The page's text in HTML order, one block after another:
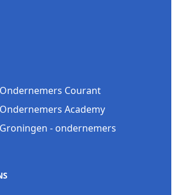
Courant
Academy
- ondernemers